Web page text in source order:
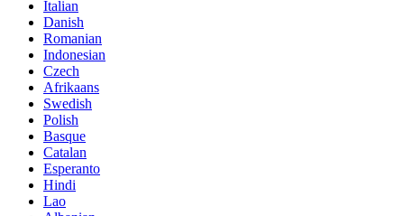
Italian
Danish
Romanian
Indonesian
Czech
Afrikaans
Swedish
Polish
Basque
Catalan
Esperanto
Hindi
Lao